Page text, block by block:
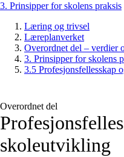
3. Prinsipper for skolens praksis
Læring og trivsel
Læreplanverket
Overordnet del – verdier
3. Prinsipper for skolens
3.5 Profesjonsfellesskap
Overordnet del
skoleutvikling